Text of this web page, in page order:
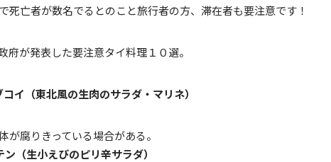
死亡者が数名でるとのこと旅行者の方、滞在者も要注意です！
府が発表した要注意タイ料理１０選。
イ（東北風の生肉のサラダ・マリネ）
が腐りきっている場合がある。
（生小えびのピリ辛サラダ）